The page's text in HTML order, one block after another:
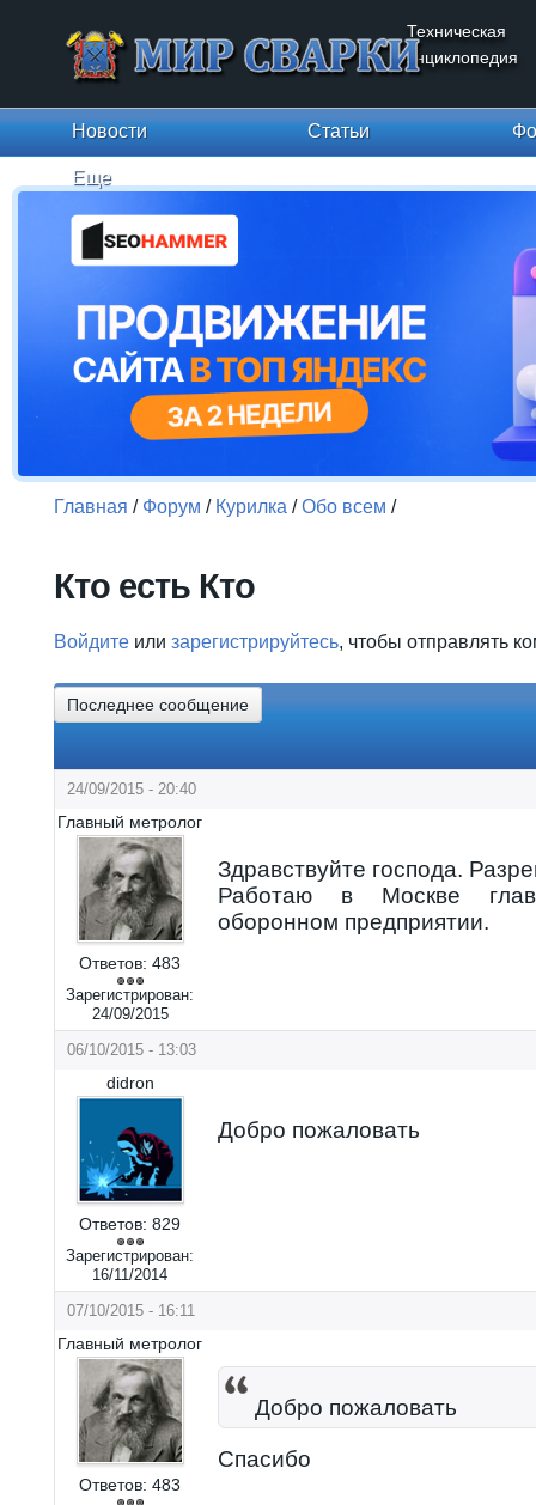
Техническая
энциклопедия
Новости Статьи
Еще
Главная / Форум / Курилка /Обо всем /
Кто есть Кто
Войдите или зарегистрируйтесь, чтобы отправлять
Последнее сообщение
24/09/2015 - 20:40
Главный метролог
Ответов: 483
Зарегистрирован:
24/09/2015
Здравствуйте господа.
Работаю в Москве
оборонном предприятии.
06/10/2015 - 13:03
didron
Ответов: 829
Зарегистрирован:
16/11/2014
Добро пожаловать
07/10/2015 - 16:11
Главный метролог
Ответов: 483
Добро пожаловать
Спасибо